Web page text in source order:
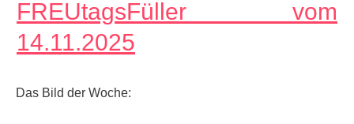
FREUtagsFüller vom
14.11.2025
Das Bild der Woche: